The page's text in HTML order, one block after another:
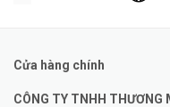
Cửa hàng chính
CÔNG TY TNHH THƯƠNG